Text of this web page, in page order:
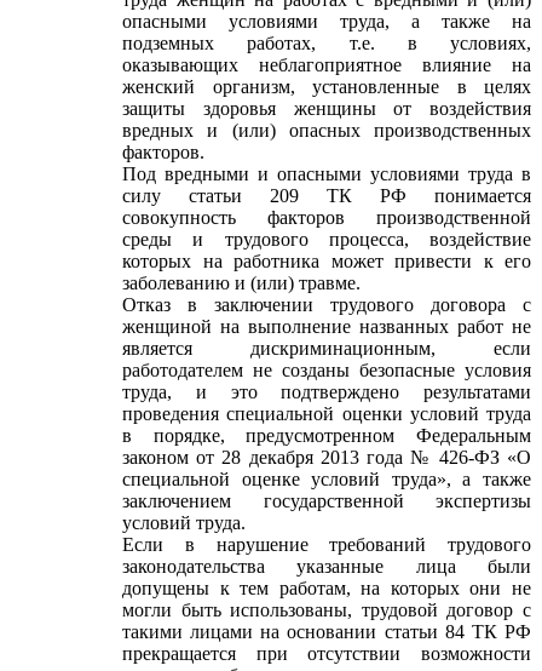
опасными условиями труда, а также на
подземных работах, т.е. в условиях,
оказывающих неблагоприятное влияние на
женский организм, установленные в целях
защиты здоровья женщины от воздействия
вредных и (или) опасных производственных
факторов.
Под вредными и опасными условиями труда в
силу статьи 209 ТК РФ понимается
совокупность факторов производственной
среды и трудового процесса, воздействие
которых на работника может привести к его
заболеванию и (или) травме.
Отказ в заключении трудового договора с
женщиной на выполнение названных работ не
является дискриминационным, если
работодателем не созданы безопасные условия
труда, и это подтверждено результатами
проведения специальной оценки условий труда
в порядке, предусмотренном Федеральным
законом от 28 декабря 2013 года № 426-ФЗ «О
специальной оценке условий труда», а также
заключением государственной экспертизы
условий труда.
Если в нарушение требований трудового
законодательства указанные лица были
допущены к тем работам, на которых они не
могли быть использованы, трудовой договор с
такими лицами на основании статьи 84 ТК РФ
прекращается при отсутствии возможности